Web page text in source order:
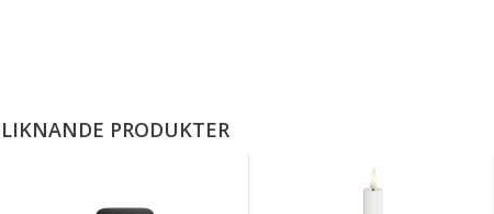
LIKNANDE PRODUKTER